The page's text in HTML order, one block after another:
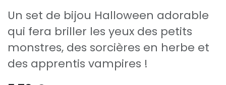
Un set de bijou Halloween adorable
qui fera briller les yeux des petits
monstres, des sorcières en herbe et
des apprentis vampires !